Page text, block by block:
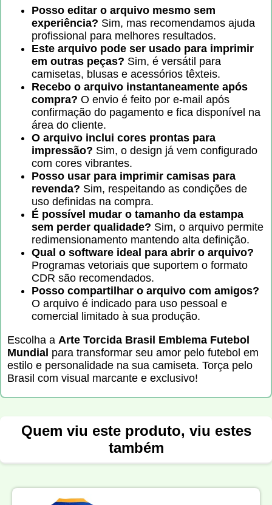
Posso editar o arquivo mesmo sem
experiência? Sim, mas recomendamos ajuda
profissional para melhores resultados.
Este arquivo pode ser usado para imprimir
em outras peças? Sim, é versátil para
camisetas, blusas e acessórios têxteis.
Recebo o arquivo instantaneamente após
compra? O envio é feito por e-mail após
confirmação do pagamento e fica disponível na
área do cliente.
O arquivo inclui cores prontas para
impressão? Sim, o design já vem configurado
com cores vibrantes.
Posso usar para imprimir camisas para
revenda? Sim, respeitando as condições de
uso definidas na compra.
É possível mudar o tamanho da estampa
sem perder qualidade? Sim, o arquivo permite
redimensionamento mantendo alta definição.
Qual o software ideal para abrir o arquivo?
Programas vetoriais que suportem o formato
CDR são recomendados.
Posso compartilhar o arquivo com amigos?
O arquivo é indicado para uso pessoal e
comercial limitado à sua produção.
Escolha a Arte Torcida Brasil Emblema Futebol
Mundial para transformar seu amor pelo futebol em
estilo e personalidade na sua camiseta. Torça pelo
Brasil com visual marcante e exclusivo!
Quem viu este produto, viu estes
também